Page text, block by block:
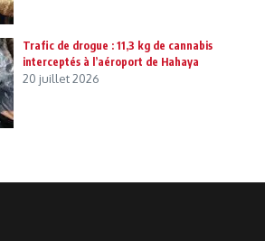
Trafic de drogue : 11,3 kg de cannabis
interceptés à l’aéroport de Hahaya
20 juillet 2026